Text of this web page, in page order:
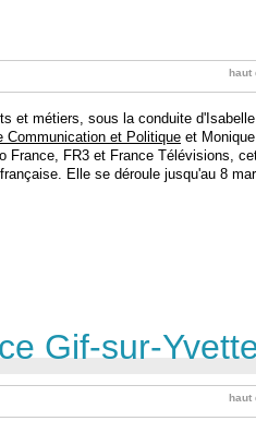
haut
et métiers, sous la conduite d'Isabelle
Communication et Politique et Monique
France, FR3 et France Télévisions,
Elle se déroule jusqu'au 8
Gif-sur-
haut